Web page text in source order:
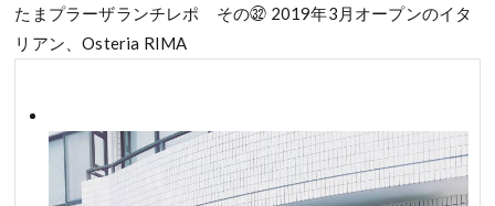
たまプラーザランチレポ その㉜ 2019年3月オープンのイタ
リアン、Osteria RIMA